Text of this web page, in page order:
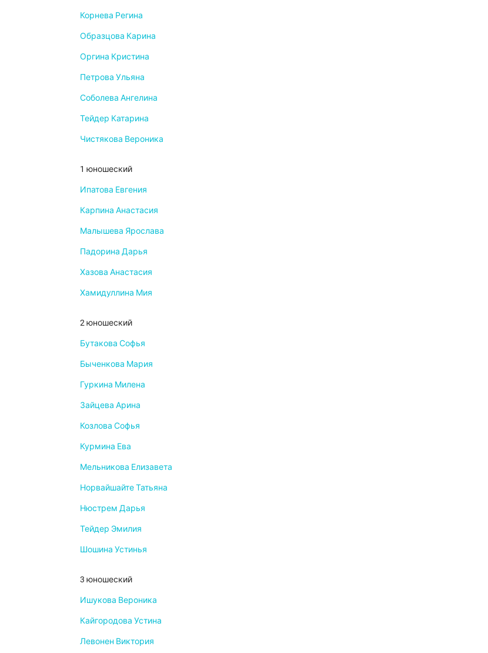
Корнева Регина
Образцова Карина
Оргина Кристина
Петрова Ульяна
Соболева Ангелина
Тейдер Катарина
Чистякова Вероника
1 юношеский
Ипатова Евгения
Карпина Анастасия
Малышева Ярослава
Падорина Дарья
Хазова Анастасия
Хамидуллина Мия
2 юношеский
Бутакова Софья
Быченкова Мария
Гуркина Милена
Зайцева Арина
Козлова Софья
Курмина Ева
Мельникова Елизавета
Норвайшайте Татьяна
Нюстрем Дарья
Тейдер Эмилия
Шошина Устинья
3 юношеский
Ишукова Вероника
Кайгородова Устина
Левонен Виктория